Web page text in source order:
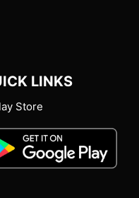
LINKS
Store